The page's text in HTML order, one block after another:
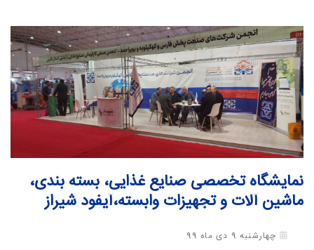
نمایشگاه‌‌ تخصصی صنایع غذایی، بسته بندی،
ماشین آلات و تجهیزات وابسته،آیفود شیراز
چهارشنبه 9 دی ماه 99